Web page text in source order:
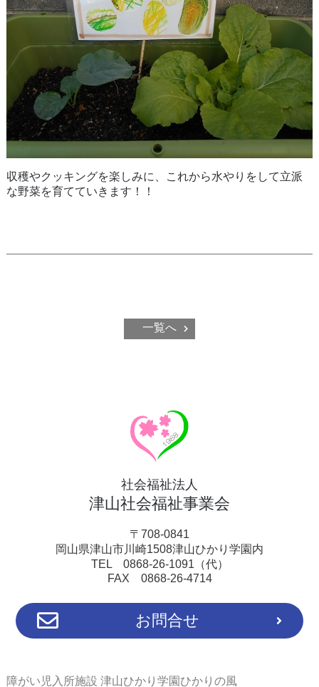
収穫やクッキングを楽しみに、これから水やりをして立派
な野菜を育てていきます！！
一覧へ
社会福祉法人
津山社会福祉事業会
〒708-0841
岡山県津山市川崎1508津山ひかり学園内
TEL 0868-26-1091（代）
FAX 0868-26-4714
お問合せ
障がい児入所施設 津山ひかり学園ひかりの風